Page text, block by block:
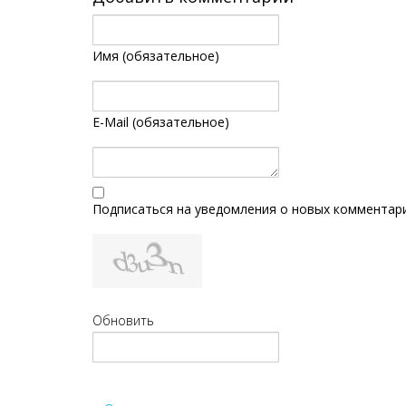
Имя (обязательное)
E-Mail (обязательное)
Подписаться на уведомления о новых
Обновить